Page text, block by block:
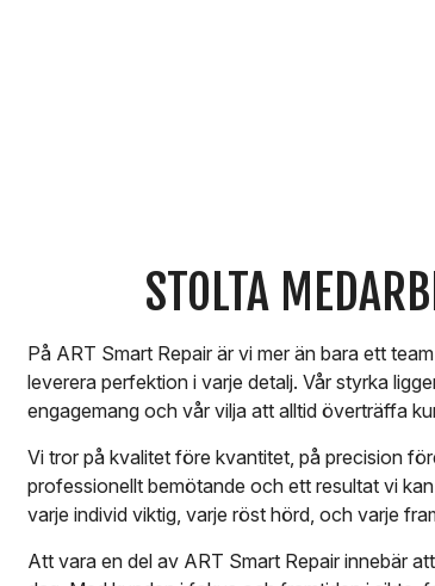
STOLTA
På ART Smart Repair är vi mer än bara ett
leverera perfektion i varje detalj. Vår styrka
engagemang och vår vilja att alltid överträffa
Vi tror på kvalitet före kvantitet, på precision
professionellt bemötande och ett resultat vi
varje individ viktig, varje röst hörd, och varje
Att vara en del av ART Smart Repair innebär